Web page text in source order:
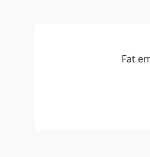
Fat